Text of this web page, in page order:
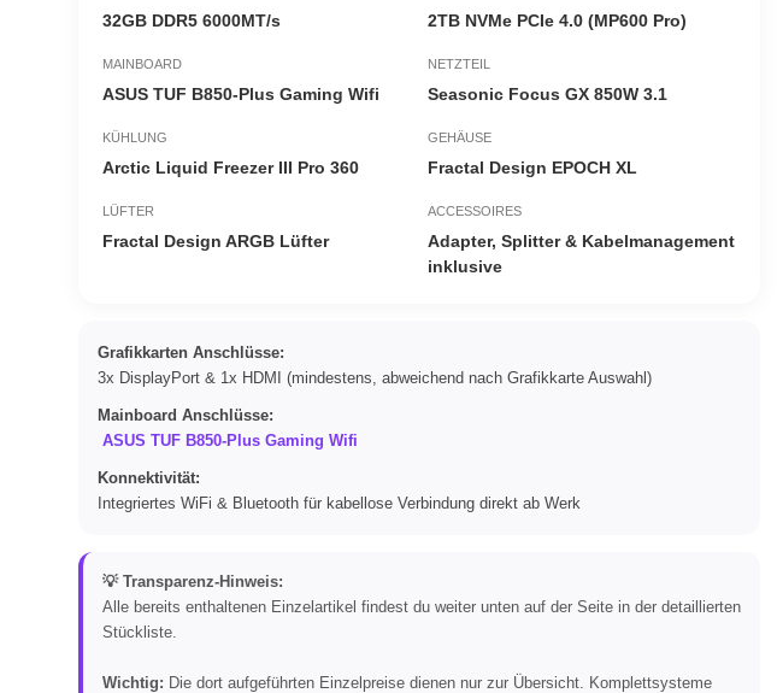
32GB DDR5 6000MT/s 2TB NVMe PCIe 4.0 (MP600 Pro)
MAINBOARD
ASUS TUF B850-Plus Gaming Wifi
NETZTEIL
Seasonic Focus GX 850W 3.1
KÜHLUNG
Arctic Liquid Freezer III Pro 360
GEHÄUSE
Fractal Design EPOCH XL
LÜFTER
Fractal Design ARGB Lüfter
ACCESSOIRES
Adapter, Splitter & Kabelmanagement
inklusive
Grafikkarten Anschlüsse:
3x DisplayPort & 1x HDMI (mindestens, abweichend nach Grafikkarte Auswahl)
Mainboard Anschlüsse:
ASUS TUF B850-Plus Gaming Wifi
Konnektivität:
Integriertes WiFi & Bluetooth für kabellose Verbindung direkt ab Werk
💡 Transparenz-Hinweis:
Alle bereits enthaltenen Einzelartikel findest du weiter unten auf der Seite in der detaillierten
Stückliste.
Wichtig: Die dort aufgeführten Einzelpreise dienen nur zur Übersicht. Komplettsysteme